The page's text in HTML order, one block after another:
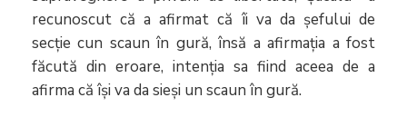
recunoscut că a afirmat că îi va da șefului de
secție cun scaun în gură, însă a afirmația a fost
făcută din eroare, intenția sa fiind aceea de a
afirma că își va da sieși un scaun în gură.